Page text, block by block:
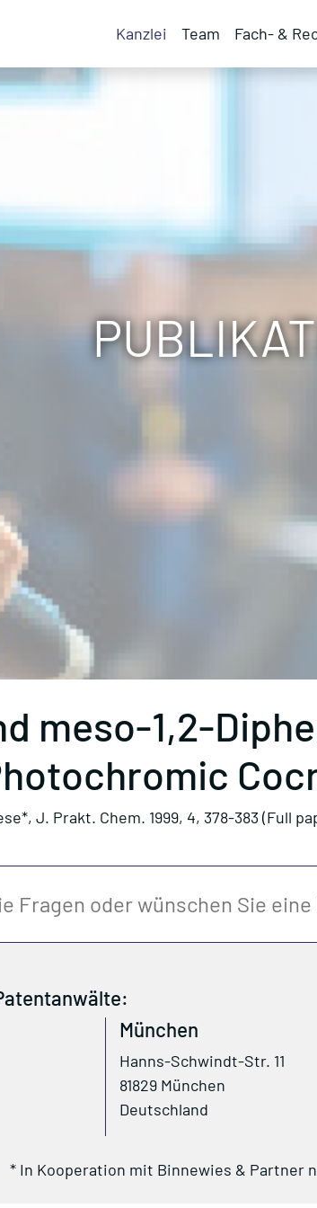
Kanzlei Team Fach- &
meso-1,2-
J. Prakt. Chem. 1999, 4, 378-383 (Full
München
Hanns-Schwindt-Str. 11
81829 München
Deutschland
* In Kooperation mit Binnewies & Partner